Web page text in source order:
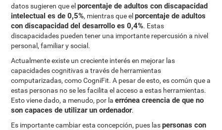
datos sugieren que elporcentaje de adultos con discapacidad
intelectual es de 0,5%, mientras que elporcentaje de adultos
con discapacidad del desarrollo es 0,4%. Estas
discapacidades pueden tener una importante repercusión a nivel
personal, familiar y social.
Actualmente existe un creciente interés en mejorar las
capacidades cognitivas a través de herramientas
computarizadas, como CogniFit. A pesar de esto, es común que a
estas personas no se les facilita el acceso a estas herramientas.
Esto viene dado, a menudo, por laerrónea creencia de que no
son capaces de utilizar un ordenador.
Es importante cambiar esta concepción, pues laspersonas con